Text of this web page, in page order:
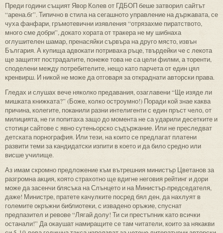
Преди години същият Явор Колев от ГДБОП беше затворил сайтът
“арена.бг”. Типично в стила на сегашното управление на държавата, се
чуха фанфари, гръмотевични изявления “отрязахме пиратството,
много сме добри”, докато хората от тракера не му шибнаха
оглушителен шамар, пренасяйки сървъра на друго място, извън
България. А купища адвокати потриваха ръце, твърдейки че с лекота
ще защитят пострадалите, понеже това не са цели филми, а торенти,
споделени между потребителите, нещо като парчета от един цял
кренвирш. И никой не може да отговаря за откраднати авторски права.
Гледах и слушах вече няколко предавания, озаглавени “Ще изяде ли
мишката книжката?” (Боже, колко остроумно!) Поради кой знае каква
причина, колегите, поканили разни интелигенти с един пръст чело, от
милицията, не ги попитаха защо до момента не са ударили десетките и
стотици сайтове с явно сутеньорско съдържание. Или не преследват
детската порнография. Или тези, на които се предлагат платени
развити теми за кандидатски изпити в което и да било средно или
висше училище.
Аз имам скромно предложение към вътрешния министър Цветанов за
разгромна акция, която страхотно ще вдигне неговия рейтинг и дори
може да засенчи блясъка на Слънцето и на Министър-председателя,
даже! Министре, пратете качулките посред бял ден, да нахлуят в
големите окръжни библиотеки, с извадено оръжие, спуснат
предпазител и ревове “Лягай долу! Ти си престъпник като всички
останали!” Да окаушат намиращите се там читатели, които за някакви